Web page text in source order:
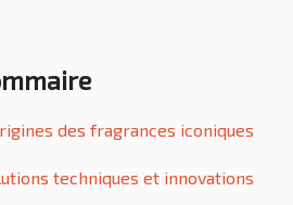
des fragrances iconiques
techniques et innovations